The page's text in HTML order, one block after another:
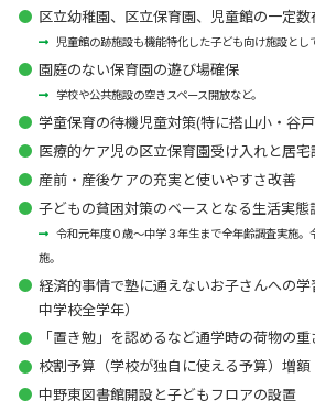
区立幼稚園、区立保育園、児童館の一定数
児童館の跡施設も機能特化した子ども向け施設とし
園庭のない保育園の遊び場確保
学校や公共施設の空きスペース開放など。
学童保育の待機児童対策(特に搭山小・谷
医療的ケア児の区立保育園受け入れと居
産前・産後ケアの充実と使いやすさ改善
子どもの貧困対策のベースとなる生活実態
令和元年度０歳～中学３年生まで全年齢調査実施
施。
経済的事情で塾に通えないお子さんへの学
中学校全学年）
「置き勉」を認めるなど通学時の荷物の
校割予算（学校が独自に使える予算）増額
中野東図書館開設と子どもフロアの設置